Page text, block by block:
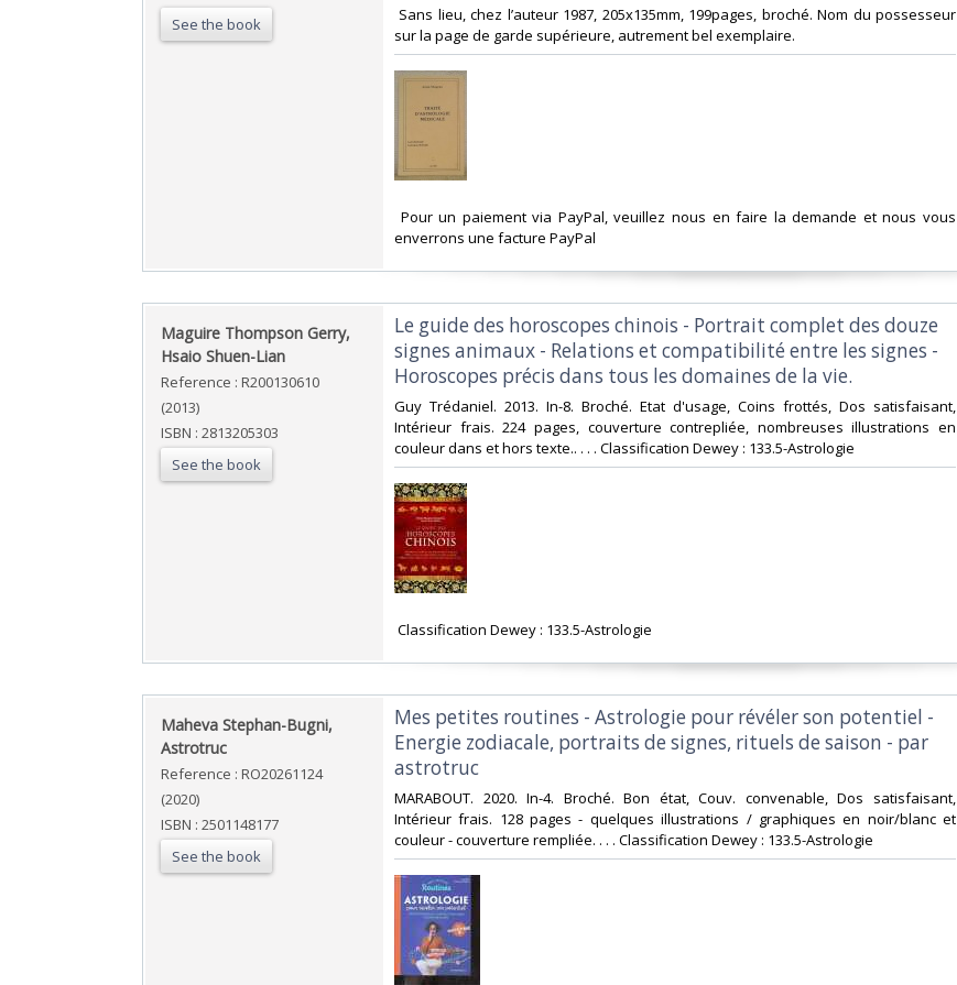
See the book
‎ Sans lieu, chez l’auteur 1987, 205x135mm, 199pages, broché. Nom du possesseur
sur la page de garde supérieure, autrement bel exemplaire. ‎
‎ Pour un paiement via PayPal, veuillez nous en faire la demande et nous vous
enverrons une facture PayPal‎
‎Maguire Thompson Gerry,
Hsaio Shuen-Lian‎
Reference : R200130610
(2013)
ISBN : 2813205303
See the book
‎Le guide des horoscopes chinois - Portrait complet des douze
signes animaux - Relations et compatibilité entre les signes -
Horoscopes précis dans tous les domaines de la vie.‎
‎Guy Trédaniel. 2013. In-8. Broché. Etat d'usage, Coins frottés, Dos satisfaisant,
Intérieur frais. 224 pages, couverture contrepliée, nombreuses illustrations en
couleur dans et hors texte.. . . . Classification Dewey : 133.5-Astrologie‎
‎ Classification Dewey : 133.5-Astrologie‎
‎Maheva Stephan-Bugni,
Astrotruc‎
Reference : RO20261124
(2020)
ISBN : 2501148177
See the book
‎Mes petites routines - Astrologie pour révéler son potentiel -
Energie zodiacale, portraits de signes, rituels de saison - par
astrotruc‎
‎MARABOUT. 2020. In-4. Broché. Bon état, Couv. convenable, Dos satisfaisant,
Intérieur frais. 128 pages - quelques illustrations / graphiques en noir/blanc et
couleur - couverture rempliée. . . . Classification Dewey : 133.5-Astrologie‎